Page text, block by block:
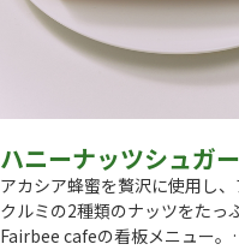
ハニーナッツシュガー
アカシア蜂蜜を贅沢に使用し、
クルミの2種類のナッツをたっ
Fairbee cafeの看板メニュー。